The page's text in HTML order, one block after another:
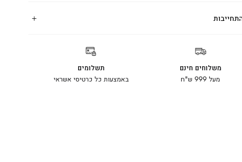
משלוחים חינם
מעל 999 ש"ח
תשלומים
באמצעות כל כרטיסי אשראי